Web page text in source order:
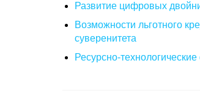
Развитие цифровых
Возможности льготного
суверенитета
Ресурсно-